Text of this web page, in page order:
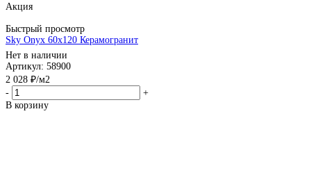
Акция
Быстрый просмотр
Sky Onyx 60x120 Керамогранит
Нет в наличии
Артикул: 58900
2 028 ₽/м2
-
+
В корзину